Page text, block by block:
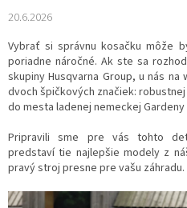
20.6.2026
Vybrať si správnu kosačku môže
poriadne náročné. Ak ste sa
skupiny Husqvarna Group, u nás
dvoch špičkových značiek:
do mesta ladenej nemeckej Gardeny
Pripravili sme pre vás tohto
predstaví tie najlepšie modely z
pravý stroj presne pre vašu záhradu.